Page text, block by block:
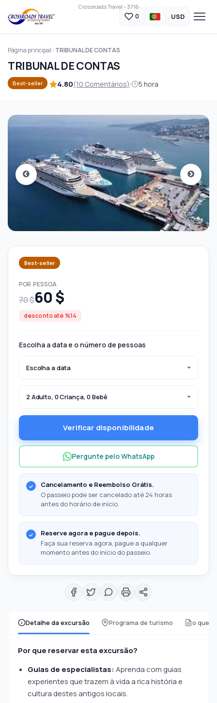
Crossroads Travel - 3716
0 USD
Página principal TRIBUNAL DE CONTAS
TRIBUNAL DE CONTAS
Best-seller 4.80(10 Comentários) 5 hora
Detalhe da excursão Programa de turismo o que
Por que reservar esta excursão?
Guias de especialistas: Aprenda com guias
experientes que trazem à vida a rica história e
cultura destes antigos locais.
Best-seller
POR PESSOA
70 $60 $
desconto até %14
Escolha a data e o número de pessoas
Escolha a data
2 Adulto, 0 Criança, 0 Bebê
Verificar disponibilidade
Pergunte pelo WhatsApp
Cancelamento e Reembolso Grátis.
O passeio pode ser cancelado até 24 horas
antes do horário de início.
Reserve agora e pague depois.
Faça sua reserva agora, pague a qualquer
momento antes do início do passeio.